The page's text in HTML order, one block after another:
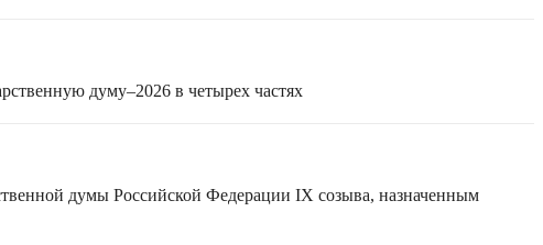
думу–2026 в четырех частях
думы Российской Федерации IX созыва, назначенным